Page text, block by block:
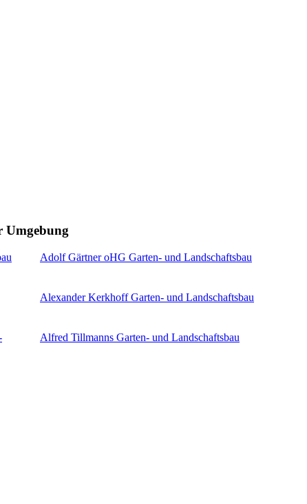
Umgebung
Adolf Gärtner oHG Garten- und Landschaftsbau
Alexander Kerkhoff Garten- und Landschaftsbau
Alfred Tillmanns Garten- und Landschaftsbau